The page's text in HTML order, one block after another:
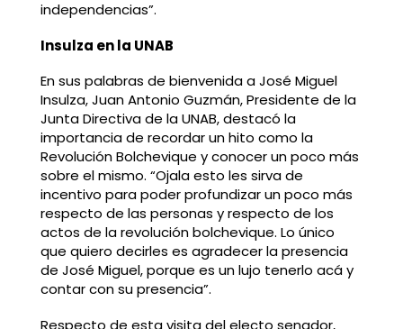
independencias”.
Insulza en la UNAB
En sus palabras de bienvenida a José Miguel
Insulza, Juan Antonio Guzmán, Presidente de la
Junta Directiva de la UNAB, destacó la
importancia de recordar un hito como la
Revolución Bolchevique y conocer un poco más
sobre el mismo. “Ojala esto les sirva de
incentivo para poder profundizar un poco más
respecto de las personas y respecto de los
actos de la revolución bolchevique. Lo único
que quiero decirles es agradecer la presencia
de José Miguel, porque es un lujo tenerlo acá y
contar con su presencia”.
Respecto de esta visita del electo senador,